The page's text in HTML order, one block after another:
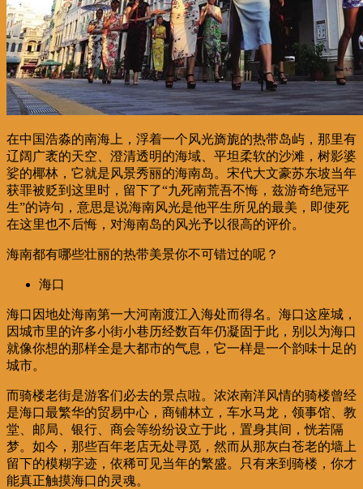
在中国浩淼的南海上，浮着一个风光旖旎的热带岛屿，那里有
辽阔广袤的天空、澄清透明的海域、平坦柔软的沙滩，树影婆
娑的椰林，它就是风景秀丽的海南岛。宋代大文豪苏东坡当年
获罪被贬到这里时，留下了“九死南荒吾不悔，兹游奇绝冠平
生”的诗句，意思是说海南风光是他平生所见的最美，即使死
在这里也不后悔，对海南岛的风光予以很高的评价。
海南都有哪些壮丽的热带美景你不可错过的呢？
海口
海口因地处海南第一大河南渡江入海处而得名。海口这座城，
因城市里的许多小街小巷历经数百年仍凝固于此，别以为海口
就像你想的那样全是大都市的气息，它一样是一个韵味十足的
城市。
而骑楼老街是游客们必去的景点啦。浓浓南洋风情的骑楼曾经
是海口最繁华的贸易中心，商铺林立，车水马龙，领事馆、教
堂、邮局、银行、商会等纷纷设立于此，置身其间，恍若隔
梦。如今，那些百年老店无处寻觅，然而从那灰白苍老的墙上
留下的模糊字迹，依稀可见当年的繁盛。只有来到骑楼，你才
能真正触摸海口的灵魂。